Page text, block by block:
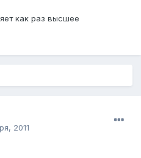
как раз высшее
2011